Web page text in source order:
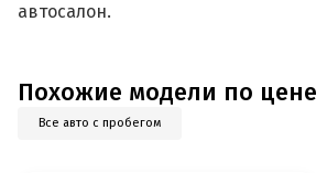
автосалон.
Похожие модели по цене
Все авто с пробегом